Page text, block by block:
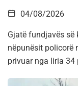
04/08/2026
Gjatë fundjavës
nëpunësit policorë
privuar nga liria 34